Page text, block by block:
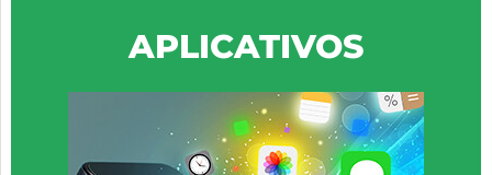
APLICATIVOS